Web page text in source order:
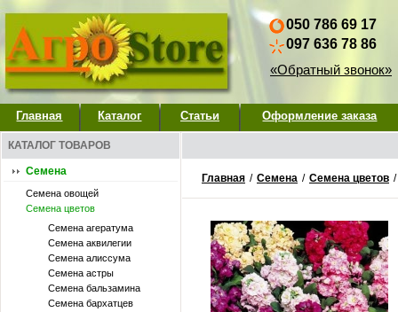
050 786 69 17
097 636 78 86
«Обратный звонок»
Главная Каталог Статьи Оформление заказа
КАТАЛОГ ТОВАРОВ
Семена
Семена овощей
Семена цветов
Семена агератума
Семена аквилегии
Семена алиссума
Семена астры
Семена бальзамина
Семена бархатцев
Главная / Семена / Семена цветов /